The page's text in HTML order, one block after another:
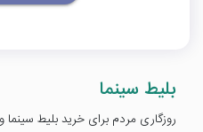
بلیط سینما
روزگاری مردم برای خرید بلیط سینما